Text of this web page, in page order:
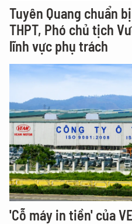
Tuyên Quang chuẩn
THPT, Phó chủ tịch
lĩnh vực phụ trách
'Cỗ máy in tiền' của